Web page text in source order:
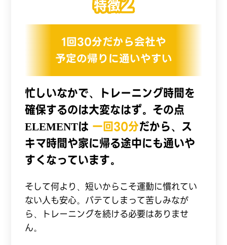
1回30分だから会社や
予定の帰りに通いやすい
忙しいなかで、トレーニング時間を
確保するのは大変なはず。その点
ELEMENTは 一回30分だから、ス
キマ時間や家に帰る途中にも通いや
すくなっています。
そして何より、短いからこそ運動に慣れてい
ない人も安心。バテてしまって苦しみなが
ら、トレーニングを続ける必要はありませ
ん。